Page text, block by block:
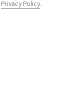
Privacy Policy.